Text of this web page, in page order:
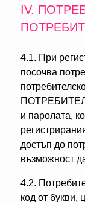
ІV.
4.1. При
посочва
и паролата,
достъп до
възможност
4.2.
код от букви,